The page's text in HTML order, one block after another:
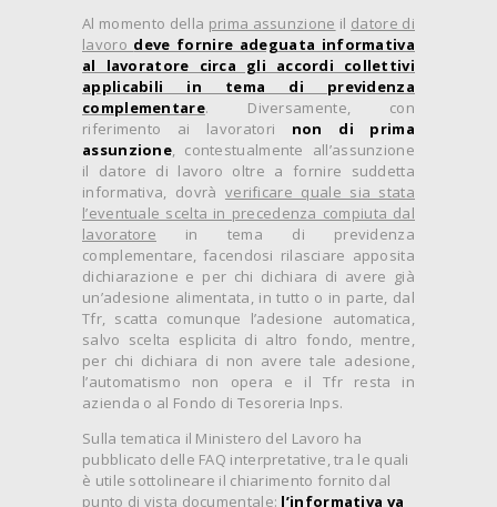
Al momento della prima assunzione il datore di
lavoro deve fornire adeguata informativa
al lavoratore circa gli accordi collettivi
applicabili in tema di previdenza
complementare. Diversamente, con
riferimento ai lavoratori non di prima
assunzione, contestualmente all’assunzione
il datore di lavoro oltre a fornire suddetta
informativa, dovrà verificare quale sia stata
l’eventuale scelta in precedenza compiuta dal
lavoratore in tema di previdenza
complementare, facendosi rilasciare apposita
dichiarazione e per chi dichiara di avere già
un’adesione alimentata, in tutto o in parte, dal
Tfr, scatta comunque l’adesione automatica,
salvo scelta esplicita di altro fondo, mentre,
per chi dichiara di non avere tale adesione,
l’automatismo non opera e il Tfr resta in
azienda o al Fondo di Tesoreria Inps.
Sulla tematica il Ministero del Lavoro ha
pubblicato delle FAQ interpretative, tra le quali
è utile sottolineare il chiarimento fornito dal
punto di vista documentale: l’informativa va